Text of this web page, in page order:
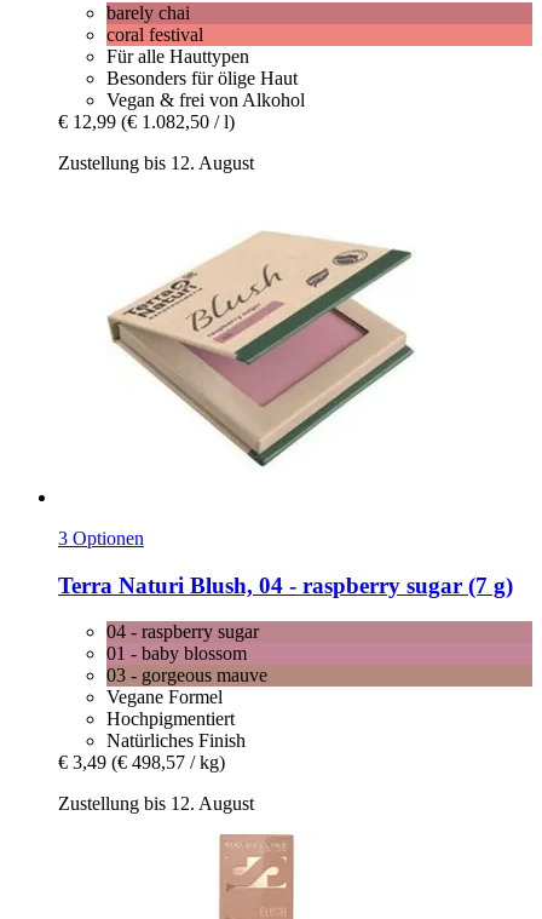
barely chai
coral festival
Für alle Hauttypen
Besonders für ölige Haut
Vegan & frei von Alkohol
€ 12,99 (€ 1.082,50 / l)
Zustellung bis 12. August
3 Optionen
Terra Naturi Blush, 04 -​ raspberry sugar (7 g)
04 - raspberry sugar
01 - baby blossom
03 - gorgeous mauve
Vegane Formel
Hochpigmentiert
Natürliches Finish
€ 3,49 (€ 498,57 / kg)
Zustellung bis 12. August